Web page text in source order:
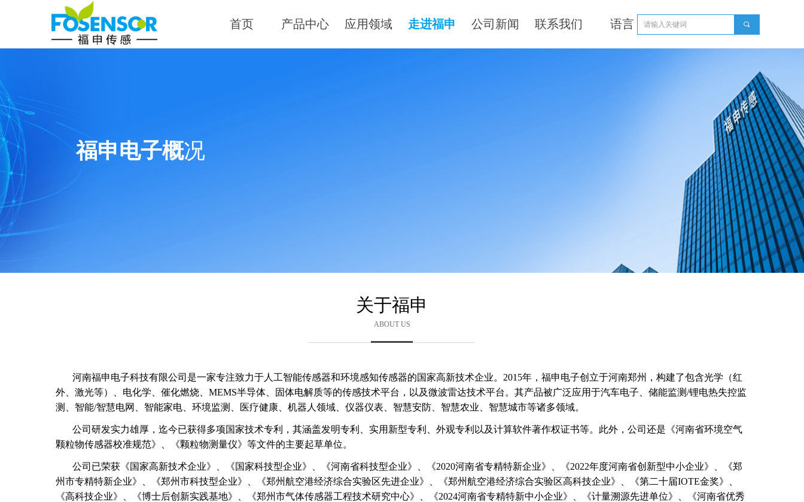
끠
首页 产品中心 应用领域 走进福申 公司新闻 联系我们 语言
福申电子概况
河南福申电子科技有限公司是一家专注致力于人工智能传感器和环境感知传感器的国家高新技术企业。2015年，福申电子创立于河南郑州，构建了包含光学（红
外、激光等）、电化学、催化燃烧、MEMS半导体、固体电解质等的传感技术平台，以及微波雷达技术平台。其产品被广泛应用于汽车电子、储能监测/锂电热失控监
测、智能/智慧电网、智能家电、环境监测、医疗健康、机器人领域、仪器仪表、智慧安防、智慧农业、智慧城市等诸多领域。
公司研发实力雄厚，迄今已获得多项国家技术专利，其涵盖发明专利、实用新型专利、外观专利以及计算软件著作权证书等。此外，公司还是《河南省环境空气
颗粒物传感器校准规范》、《颗粒物测量仪》等文件的主要起草单位。
公司已荣获《国家高新技术企业》、《国家科技型企业》、《河南省科技型企业》、《2020河南省专精特新企业》、《2022年度河南省创新型中小企业》、《郑
州市专精特新企业》、《郑州市科技型企业》、《郑州航空港经济综合实验区先进企业》、《郑州航空港经济综合实验区高科技企业》、《第二十届IOTE金奖》、
《高科技企业》、《博士后创新实践基地》、《郑州市气体传感器工程技术研究中心》、《2024河南省专精特新中小企业》、《计量溯源先进单位》、《河南省优秀
ABOUT US
关于福申